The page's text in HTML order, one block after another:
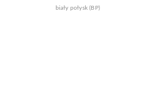
biały połysk (BP)